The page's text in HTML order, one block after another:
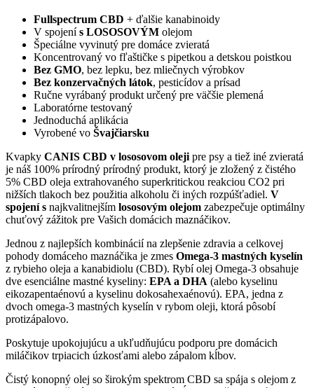
Fullspectrum CBD + ďalšie kanabinoidy
V spojenís LOSOSOVÝM olejom
Špeciálne vyvinutý pre domáce zvieratá
Koncentrovaný vo fľaštičke s pipetkou a detskou poistkou
Bez GMO, bez lepku, bez mliečnych výrobkov
Bez konzervačných látok, pesticídov a prísad
Ručne vyrábaný produkt určený pre väčšie plemená
Laboratórne testovaný
Jednoduchá aplikácia
Vyrobené vo Švajčiarsku
Kvapky CANIS CBD v lososovom olejipre psy a tiež iné zvieratá
je náš 100% prírodný prírodný produkt, ktorý je zložený z čistého
5% CBD oleja extrahovaného superkritickou reakciou CO2 pri
nižších tlakoch bez použitia alkoholu či iných rozpúšťadiel. V
spojení s najkvalitnejším lososovým olejom zabezpečuje optimálny
chuťový zážitok pre Vašich domácich maznáčikov.
Jednou z najlepších kombinácií na zlepšenie zdravia a celkovej
pohody domáceho maznáčika je zmes Omega-3 mastných kyselín
z rybieho oleja a kanabidiolu (CBD). Rybí olej Omega-3 obsahuje
dve esenciálne mastné kyseliny: EPA a DHA (alebo kyselinu
eikozapentaénovú a kyselinu dokosahexaénovú). EPA, jedna z
dvoch omega-3 mastných kyselín v rybom oleji, ktorá pôsobí
protizápalovo.
Poskytuje upokojujúcu a ukľudňujúcu podporu pre domácich
miláčikov trpiacich úzkosťami alebo zápalom kĺbov.
Čistý konopný olej so širokým spektrom CBD sa spája s olejom z